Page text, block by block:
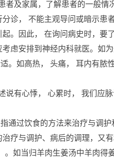
及家属，了解患者的一般情
诊， 不能主观导问或暗示患
。因此， 在询问病史时，要
虑安排到神经内科就医。如
。如高热， 头痛， 耳内有脓
有心悸， 心累时， 我们应脉
过饮食的方法来治疗与调护
疗与调护、病后的调理，又
。如当归羊肉生姜汤中羊肉得